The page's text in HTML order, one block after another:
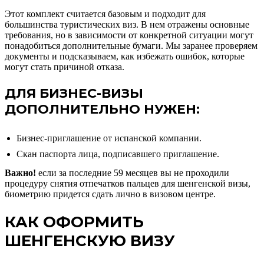
Этот комплект считается базовым и подходит для
большинства туристических виз. В нем отражены основные
требования, но в зависимости от конкретной ситуации могут
понадобиться дополнительные бумаги. Мы заранее проверяем
документы и подсказываем, как избежать ошибок, которые
могут стать причиной отказа.
ДЛЯ БИЗНЕС-ВИЗЫ
ДОПОЛНИТЕЛЬНО НУЖЕН:
Бизнес-приглашение от испанской компании.
Скан паспорта лица, подписавшего приглашение.
Важно! если за последние 59 месяцев вы не проходили
процедуру снятия отпечатков пальцев для шенгенской визы,
биометрию придется сдать лично в визовом центре.
КАК ОФОРМИТЬ
ШЕНГЕНСКУЮ ВИЗУ